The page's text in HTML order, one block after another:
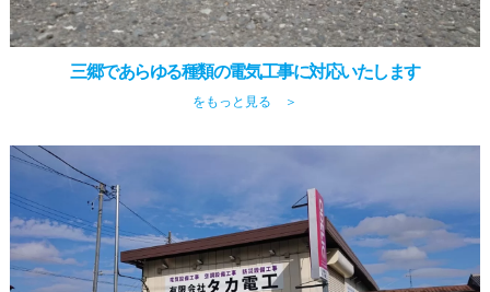
三郷であらゆる種類の電気工事に対応いたします
をもっと見る ＞